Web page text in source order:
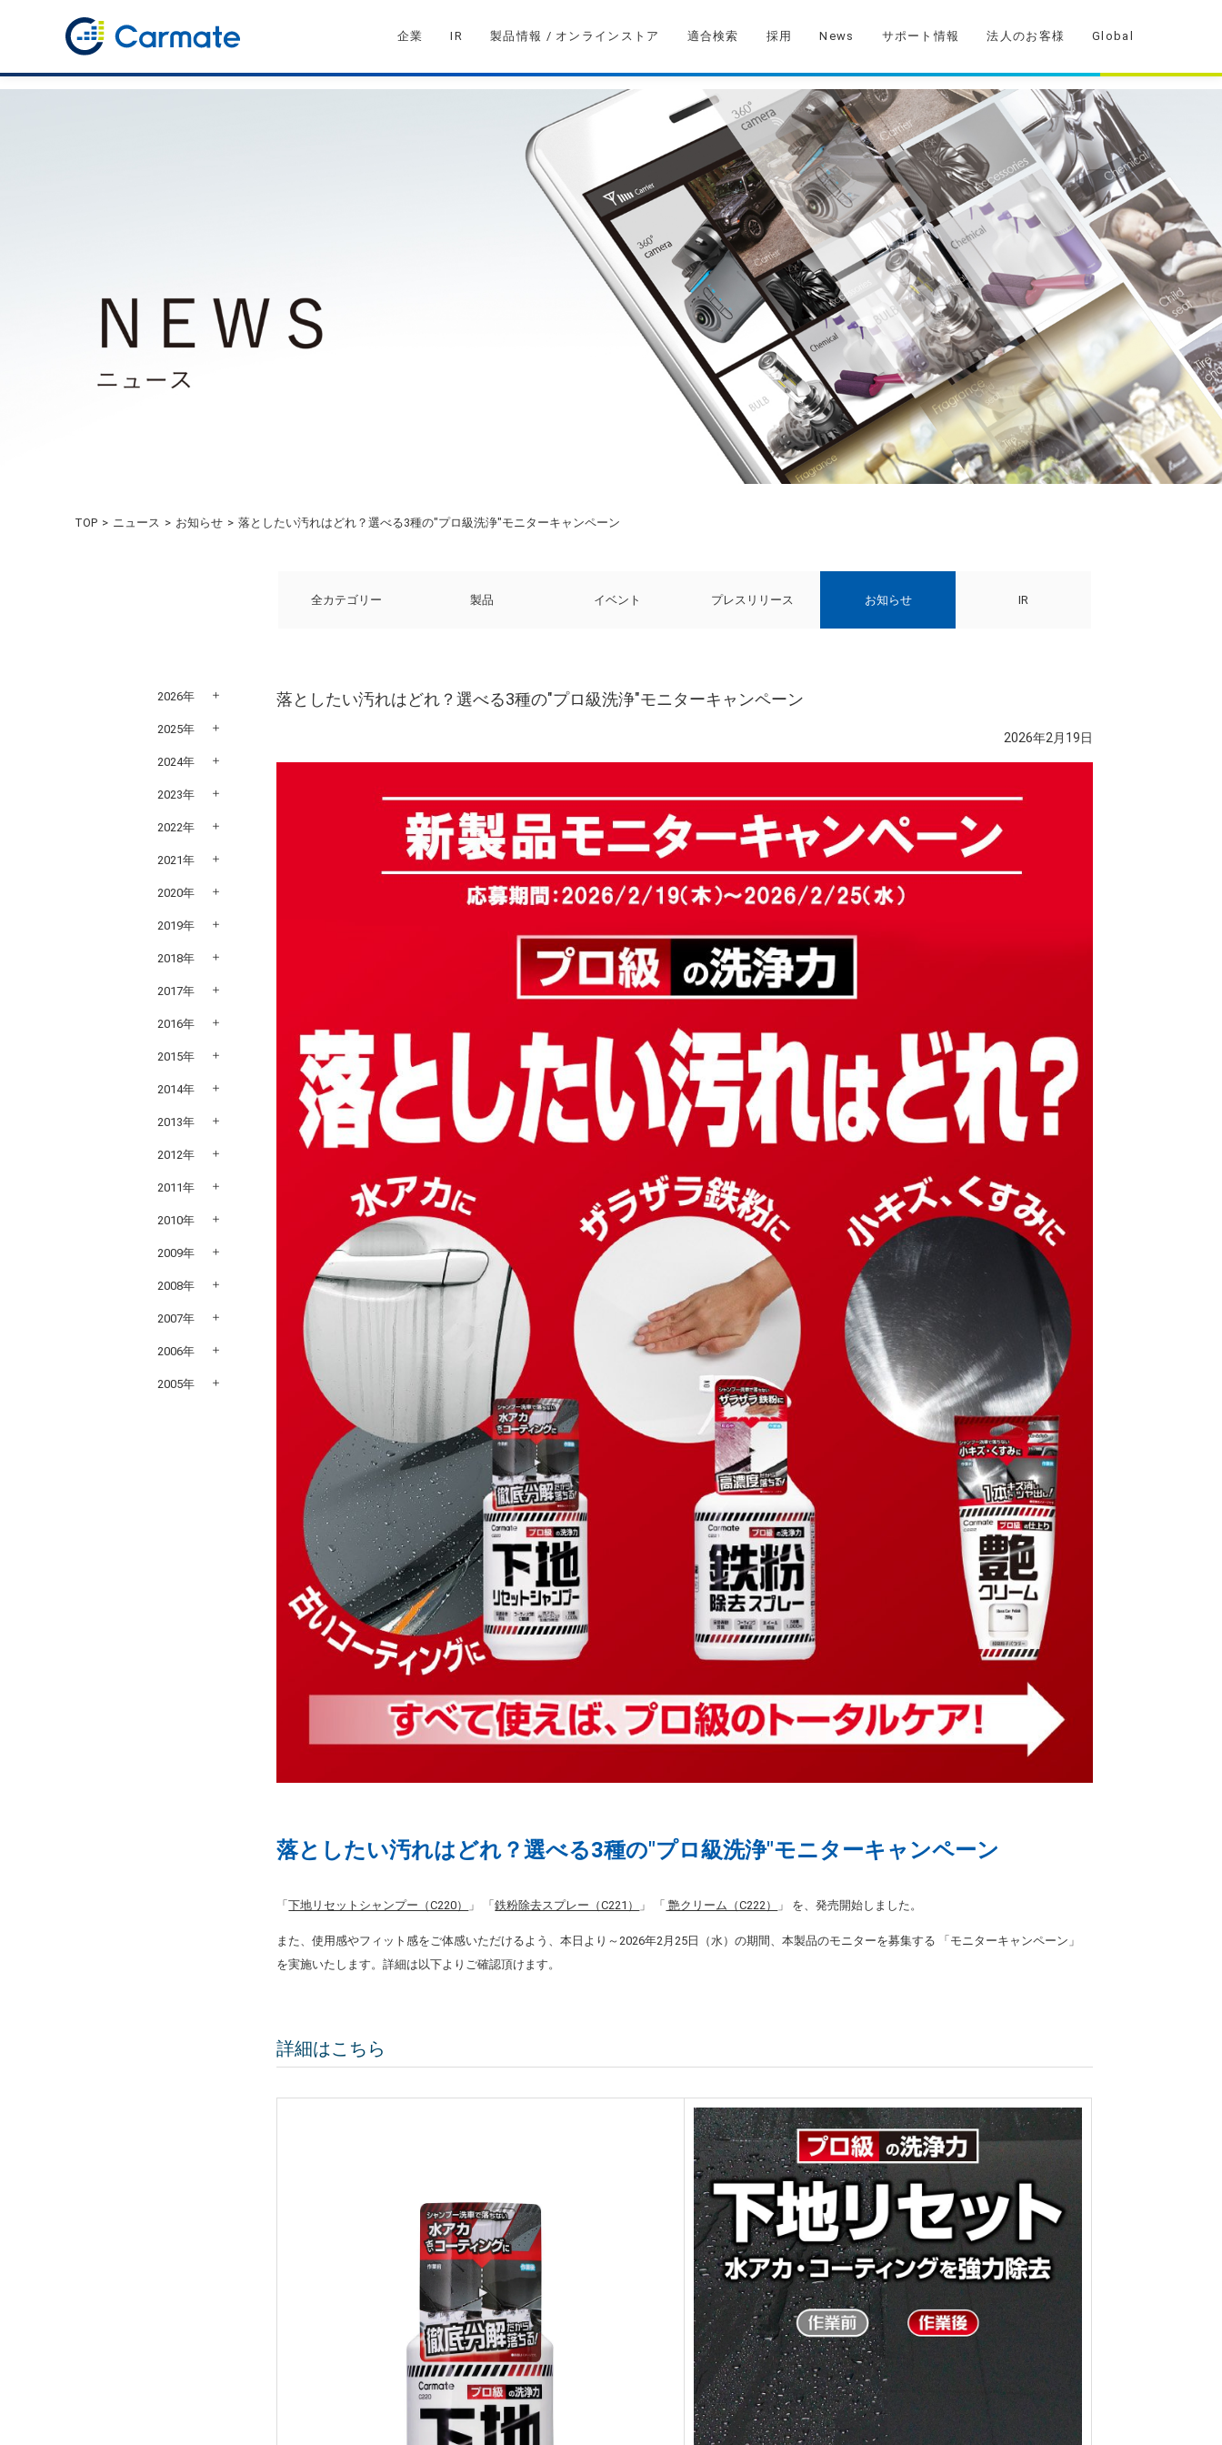
企業 IR 製品情報 / オンラインストア 適合検索 採用 News サポート情報 法人のお客様 Global
TOP ニュース お知らせ 落としたい汚れはどれ？選べる3種の"プロ級洗浄"モニターキャンペーン
全カテゴリー 製品 イベント プレスリリース お知らせ IR
落としたい汚れはどれ？選べる3種の"プロ級洗浄"モニターキャンペーン
2026年2月19日
落としたい汚れはどれ？選べる3種の"プロ級洗浄"モニターキャンペーン
「下地リセットシャンプー（C220） 」 「鉄粉除去スプレー（C221） 」 「 艶クリーム（C222） 」 を、発売開始しました。
また、使用感やフィット感をご体感いただけるよう、本日より～2026年2月25日（水）の期間、本製品のモニターを募集する 「モニターキャンペーン」
を実施いたします。詳細は以下よりご確認頂けます。
詳細はこちら
2026年
2025年
2024年
2023年
2022年
2021年
2020年
2019年
2018年
2017年
2016年
2015年
2014年
2013年
2012年
2011年
2010年
2009年
2008年
2007年
2006年
2005年